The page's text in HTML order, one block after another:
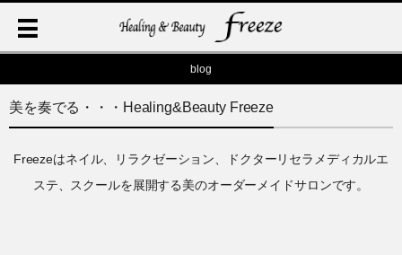
blog
美を奏でる・・・Healing&Beauty Freeze
Freezeはネイル、リラクゼーション、ドクターリセラメディカルエ
ステ、スクールを展開する美のオーダーメイドサロンです。